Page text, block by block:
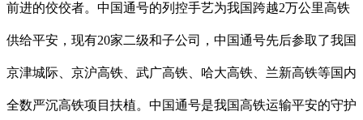
前进的佼佼者。中国通号的列控手艺为我国跨越2万公里高铁
供给平安，现有20家二级和子公司，中国通号先后参取了我国
京津城际、京沪高铁、武广高铁、哈大高铁、兰新高铁等国内
全数严沉高铁项目扶植。中国通号是我国高铁运输平安的守护